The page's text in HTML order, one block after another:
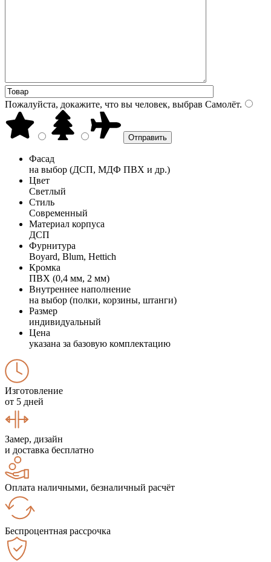
Пожалуйста, докажите, что вы человек, выбрав Самолёт.
Фасад
на выбор (ДСП, МДФ ПВХ и др.)
Цвет
Светлый
Стиль
Современный
Материал корпуса
ДСП
Фурнитура
Boyard, Blum, Hettich
Кромка
ПВХ (0,4 мм, 2 мм)
Внутреннее наполнение
на выбор (полки, корзины, штанги)
Размер
индивидуальный
Цена
указана за базовую комплектацию
Изготовление
от 5 дней
Замер, дизайн
и доставка бесплатно
Оплата наличными, безналичный расчёт
Беспроцентная рассрочка